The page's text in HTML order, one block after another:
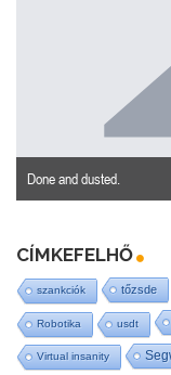
Done and dusted.
CÍMKEFELHŐ
szankciók tőzsde
Robotika usdt
Virtual insanity